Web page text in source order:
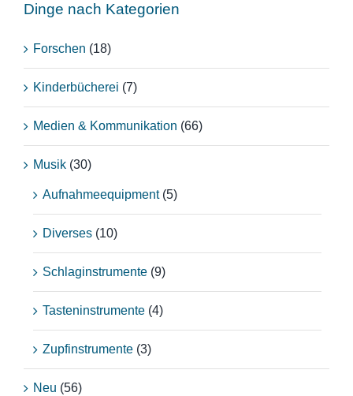
Dinge nach Kategorien
Forschen (18)
Kinderbücherei (7)
Medien & Kommunikation (66)
Musik (30)
Aufnahmeequipment (5)
Diverses (10)
Schlaginstrumente (9)
Tasteninstrumente (4)
Zupfinstrumente (3)
Neu (56)